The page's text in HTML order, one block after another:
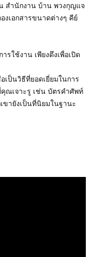
สำนักงาน บ้าน พวงกุญแจ
งเอกสารขนาดต่างๆ คีย์
ใช้งาน เพียงดึงเพื่อเปิด
ป็นวิธีที่ยอดเยี่ยมในการ
ณเจาะรู เช่น บัตรคำศัพท์
ขายังเป็นที่นิยมในฐานะ